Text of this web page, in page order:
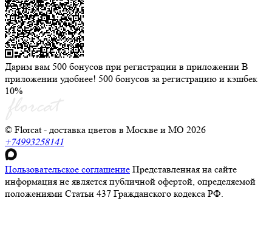
Дарим вам 500 бонусов при регистрации в приложении В
приложении удобнее! 500 бонусов за регистрацию и кэшбек
10%
© Florcat - доставка цветов в Москве и МО 2026
+74993258141
Пользовательское соглашение Представленная на сайте
информация не является публичной офертой, определяемой
положениями Статьи 437 Гражданского кодекса РФ.